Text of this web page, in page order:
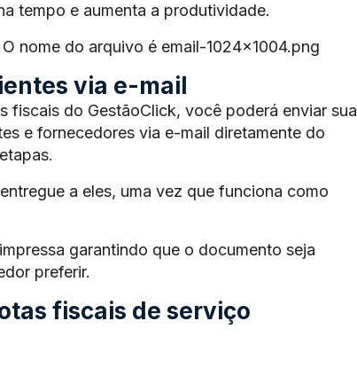
tempo e aumenta a produtividade.
nome do arquivo é email-1024×1004.png
via e-mail
fiscais do GestãoClick, você poderá enviar
e fornecedores via e-mail diretamente do
a eles, uma vez que funciona como
garantindo que o documento seja
preferir.
fiscais de serviço